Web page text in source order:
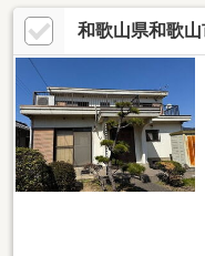
取り致します！なんでも
検討時の注意点や購入時か
変化にともなう必要なお
与や相続まで、当社提携
トをさせて頂いておりま
式会社ライブプロパティ
和歌山県和歌